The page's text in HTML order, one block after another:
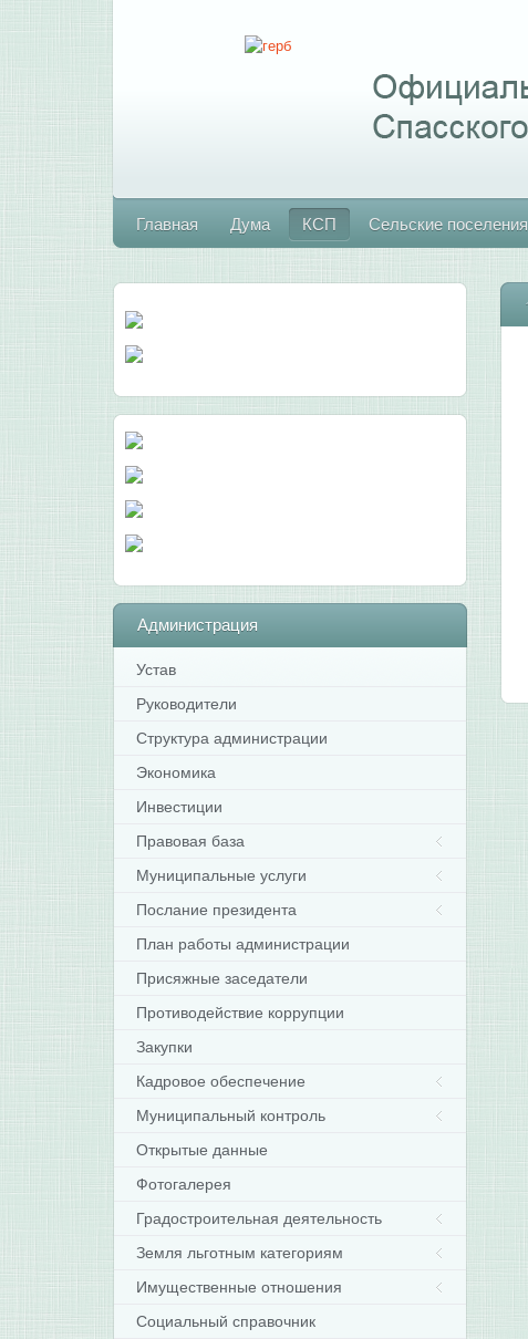
Главная Дума КСП Сельские поселения
Администрация
Устав
Руководители
Структура администрации
Экономика
Инвестиции
Правовая база
Муниципальные услуги
Послание президента
План работы администрации
Присяжные заседатели
Противодействие коррупции
Закупки
Кадровое обеспечение
Муниципальный контроль
Открытые данные
Фотогалерея
Градостроительная деятельность
Земля льготным категориям
Имущественные отношения
Социальный справочник